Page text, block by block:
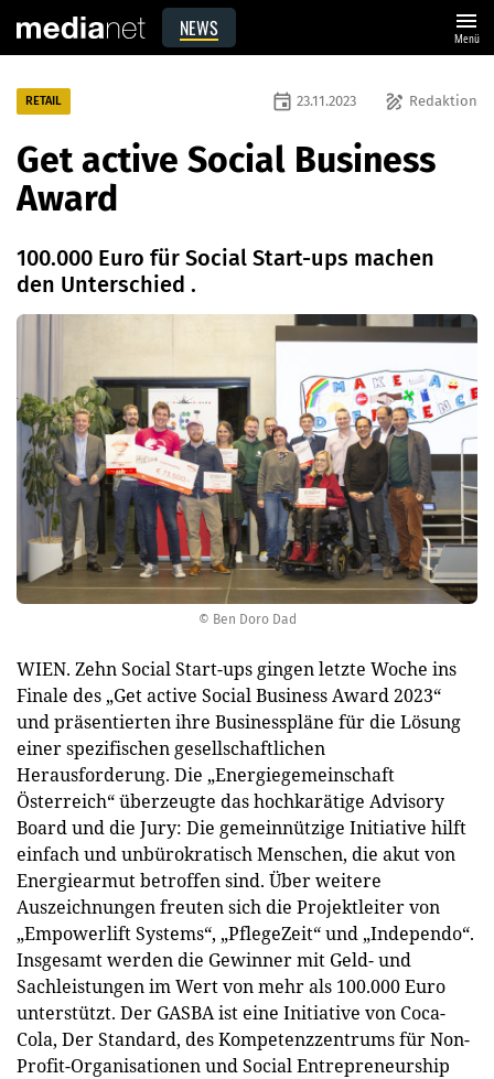
NEWS menu
Menü
© Ben Doro Dad
RETAIL draw Redaktion
event 23.11.2023
Get active Social Business
Award
100.000 Euro für Social Start-ups machen
den Unterschied .
WIEN. Zehn Social Start-ups gingen letzte Woche ins
Finale des „Get active Social Business Award 2023“
und präsentierten ihre Businesspläne für die Lösung
einer spezifischen gesellschaftlichen
Herausforderung. Die „Energiegemeinschaft
Österreich“ überzeugte das hochkarätige Advisory
Board und die Jury: Die gemeinnützige Initiative hilft
einfach und unbürokratisch Menschen, die akut von
Energiearmut betroffen sind. Über weitere
Auszeichnungen freuten sich die Projektleiter von
„Empowerlift Systems“, „PflegeZeit“ und „Independo“.
Insgesamt werden die Gewinner mit Geld- und
Sachleistungen im Wert von mehr als 100.000 Euro
unterstützt. Der GASBA ist eine Initiative von Coca-
Cola, Der Standard, des Kompetenzzentrums für Non-
Profit-Organisationen und Social Entrepreneurship